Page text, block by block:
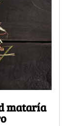
mataría